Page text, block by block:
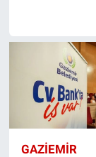
GAZIEMIR